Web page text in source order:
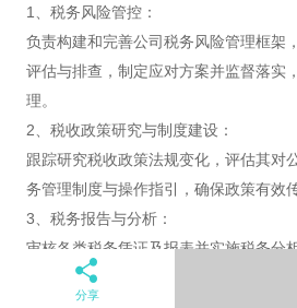
1、税务风险管控：
负责构建和完善公司税务风险管理框架
评估与排查，制定应对方案并监督落实
理。
2、税收政策研究与制度建设：
跟踪研究税收政策法规变化，评估其对
务管理制度与操作指引，确保政策有效
3、税务报告与分析：
审核各类税务凭证及报表并实施税务分
测，洞察税务风险,识别税务优化空间，
分享